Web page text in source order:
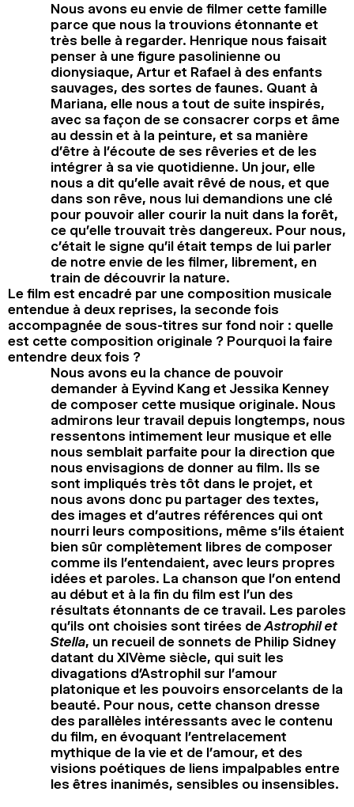
Nous avons eu envie de filmer cette famille
parce que nous la trouvions étonnante et
très belle à regarder. Henrique nous faisait
penser à une figure pasolinienne ou
dionysiaque, Artur et Rafael à des enfants
sauvages, des sortes de faunes. Quant à
Mariana, elle nous a tout de suite inspirés,
avec sa façon de se consacrer corps et âme
au dessin et à la peinture, et sa manière
d’être à l’écoute de ses rêveries et de les
intégrer à sa vie quotidienne. Un jour, elle
nous a dit qu’elle avait rêvé de nous, et que
dans son rêve, nous lui demandions une clé
pour pouvoir aller courir la nuit dans la forêt,
ce qu’elle trouvait très dangereux. Pour nous,
c’était le signe qu’il était temps de lui parler
de notre envie de les filmer, librement, en
train de découvrir la nature.
Le film est encadré par une composition musicale
entendue à deux reprises, la seconde fois
accompagnée de sous-titres sur fond noir : quelle
est cette composition originale ? Pourquoi la faire
entendre deux fois ?
Nous avons eu la chance de pouvoir
demander à Eyvind Kang et Jessika Kenney
de composer cette musique originale. Nous
admirons leur travail depuis longtemps, nous
ressentons intimement leur musique et elle
nous semblait parfaite pour la direction que
nous envisagions de donner au film. Ils se
sont impliqués très tôt dans le projet, et
nous avons donc pu partager des textes,
des images et d’autres références qui ont
nourri leurs compositions, même s’ils étaient
bien sûr complètement libres de composer
comme ils l’entendaient, avec leurs propres
idées et paroles. La chanson que l’on entend
au début et à la fin du film est l’un des
résultats étonnants de ce travail. Les paroles
qu’ils ont choisies sont tirées deAstrophil et
Stella, un recueil de sonnets de Philip Sidney
datant du XIVème siècle, qui suit les
divagations d’Astrophil sur l’amour
platonique et les pouvoirs ensorcelants de la
beauté. Pour nous, cette chanson dresse
des parallèles intéressants avec le contenu
du film, en évoquant l’entrelacement
mythique de la vie et de l’amour, et des
visions poétiques de liens impalpables entre
les êtres inanimés, sensibles ou insensibles.